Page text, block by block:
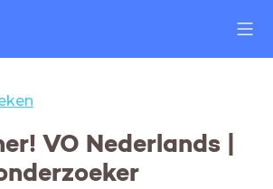
VO Nederlands |